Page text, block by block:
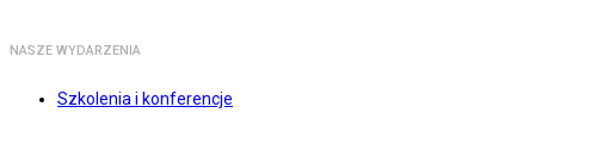
NASZE WYDARZENIA
Szkolenia i konferencje